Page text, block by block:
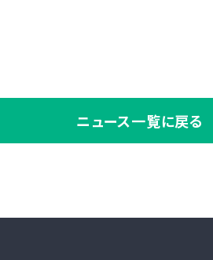
ニュース一覧に戻る